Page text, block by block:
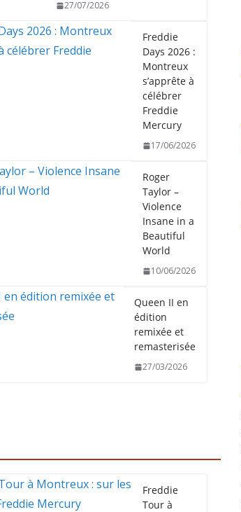
27/07/2026
Freddie
Days 2026 :
Montreux
s’apprête à
célébrer
Freddie
Mercury
17/06/2026
Roger
Taylor –
Violence
Insane in a
Beautiful
World
10/06/2026
Queen II en
édition
remixée et
remasterisée
27/03/2026
Freddie
Tour à